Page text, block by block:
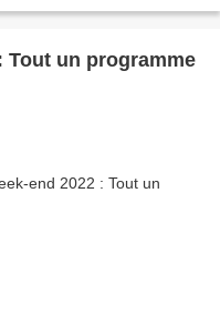
Tout un programme